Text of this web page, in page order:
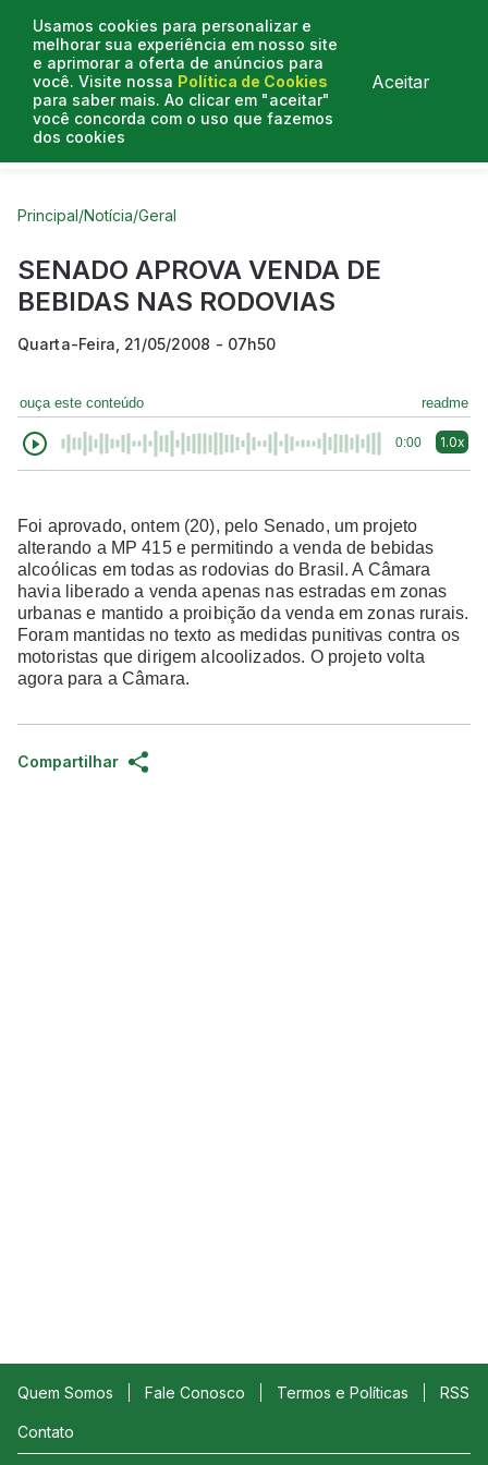
Usamos cookies para personalizar e
melhorar sua experiência em nosso site
e aprimorar a oferta de anúncios para
você. Visite nossa Política de Cookies
para saber mais. Ao clicar em "aceitar"
você concorda com o uso que fazemos
dos cookies
Aceitar
Curtas do Poder
Principal/Notícia/Geral
SENADO APROVA VENDA DE
BEBIDAS NAS RODOVIAS
Quarta-Feira, 21/05/2008 - 07h50
ouça este conteúdo readme
0:00 1.0x
Foi aprovado, ontem (20), pelo Senado, um projeto
alterando a MP 415 e permitindo a venda de bebidas
alcoólicas em todas as rodovias do Brasil. A Câmara
havia liberado a venda apenas nas estradas em zonas
urbanas e mantido a proibição da venda em zonas rurais.
Foram mantidas no texto as medidas punitivas contra os
motoristas que dirigem alcoolizados. O projeto volta
agora para a Câmara.
Compartilhar
Quem Somos Fale Conosco Termos e Políticas RSS
Contato